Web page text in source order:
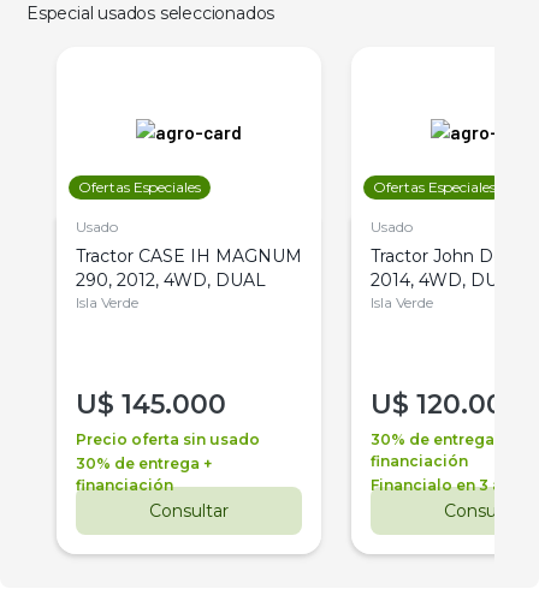
Especial usados seleccionados
Ofertas Especiales
Usado
Tractor CASE IH MAGNUM
290, 2012, 4WD, DUAL
Isla Verde
U$ 145.000
Precio oferta sin usado
30% de entrega +
financiación
Consultar
Ofertas Especiales
Usado
Tractor John Deere
2014, 4WD, DUAL
Isla Verde
U$ 120.000
30% de entrega +
financiación
Financialo en 3 años
Consultar